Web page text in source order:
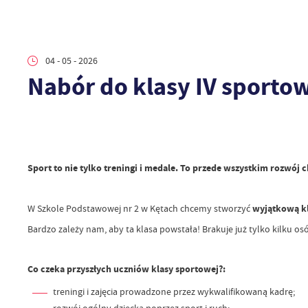
04 - 05 - 2026
Nabór do klasy IV
Sport to nie tylko treningi i medale. To przede wszystkim rozwój
W Szkole Podstawowej nr 2 w Kętach chcemy stworzyćwyjątkową
Bardzo zależy nam, aby ta klasa powstała! Brakuje już tylko kilku
Co czeka przyszłych uczniów klasy sportowej?:
treningi i zajęcia prowadzone przez wykwalifikowaną kadrę;